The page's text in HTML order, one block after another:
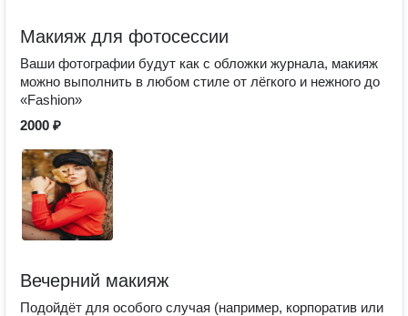
Макияж для фотосессии
Ваши фотографии будут как с обложки журнала, макияж
можно выполнить в любом стиле от лёгкого и нежного до
«Fashion»
2000 ₽
Вечерний макияж
Подойдёт для особого случая (например, корпоратив или